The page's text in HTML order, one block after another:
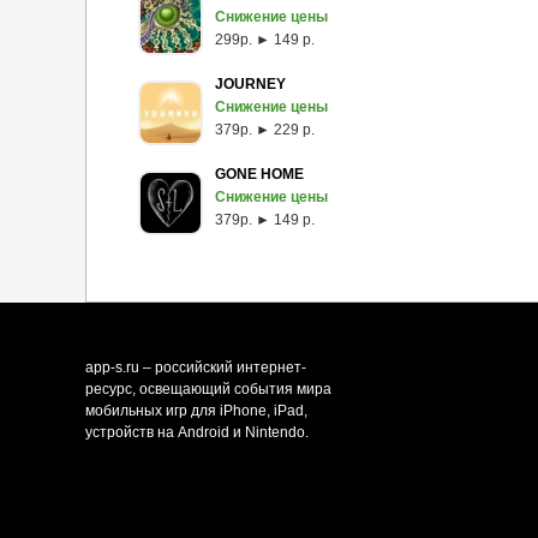
Снижение цены
299p. ► 149 р.
JOURNEY
Снижение цены
379p. ► 229 р.
GONE HOME
Снижение цены
379p. ► 149 р.
app-s.ru – российский интернет-
ресурс, освещающий события мира
мобильных игр для iPhone, iPad,
устройств на Android и Nintendo.